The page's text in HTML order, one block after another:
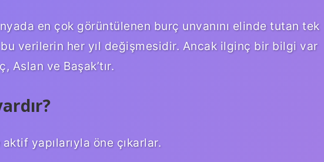
en çok görüntülenen burç unvanını elinde tutan tek
verilerin her yıl değişmesidir. Ancak ilginç bir bilgi var
Aslan ve Başak’tır.
yapılarıyla öne çıkarlar.